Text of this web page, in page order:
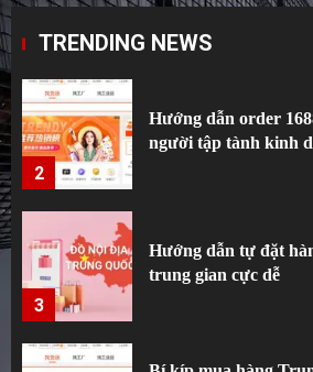
TRENDING NEWS
2
người tập tành kinh
3
Hướng dẫn tự đặt
trung gian cực dễ
4
Bí kíp mua hàng
cho người mới bắt
cao thủ chỉ sau 3 đơn